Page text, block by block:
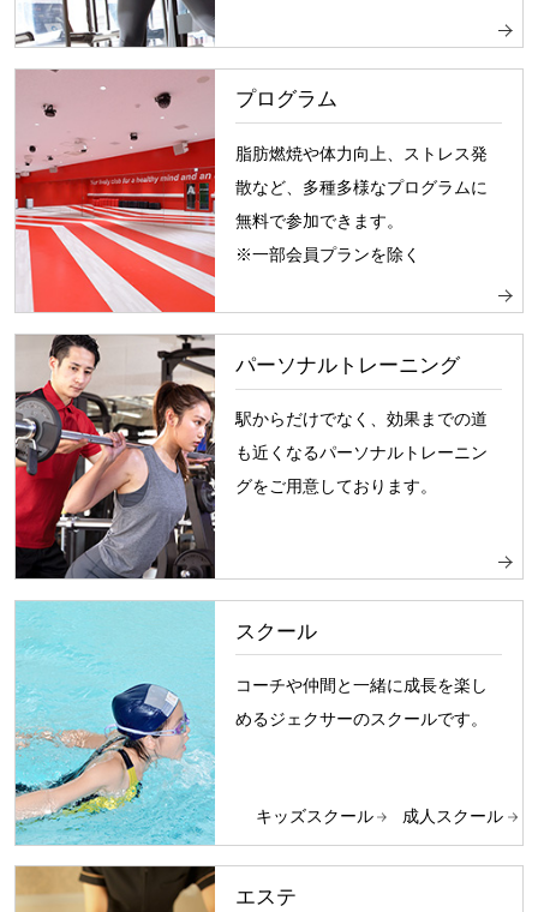
プログラム
脂肪燃焼や体力向上、ストレス発
散など、多種多様なプログラムに
無料で参加できます。
※一部会員プランを除く
パーソナルトレーニング
駅からだけでなく、効果までの道
も近くなるパーソナルトレーニン
グをご用意しております。
スクール
コーチや仲間と一緒に成長を楽し
めるジェクサーのスクールです。
キッズスクール 成人スクール
エステ